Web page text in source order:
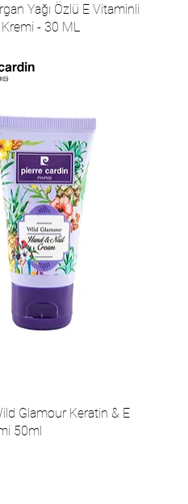
Yağı Özlü E Vitaminli
- 30 ML
Glamour Keratin & E
50ml